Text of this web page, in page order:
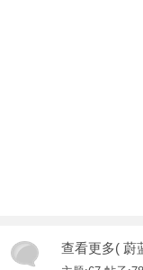
查看更多( 蔚